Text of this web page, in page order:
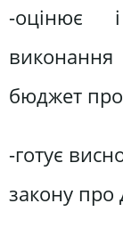
-оцінює
бюджет
-готує
закону